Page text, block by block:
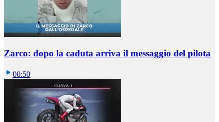
Zarco: dopo la caduta arriva il messaggio del pilota
00:50